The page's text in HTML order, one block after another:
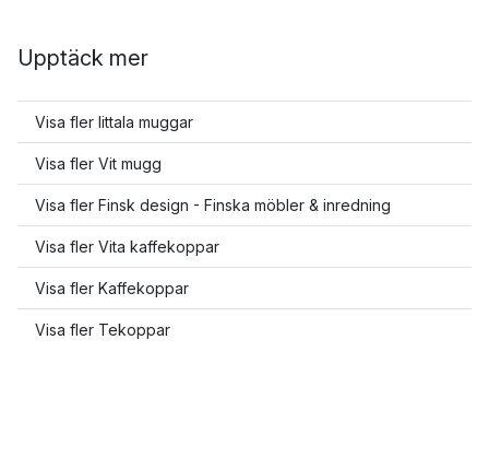
Upptäck mer
Visa fler Iittala muggar
Visa fler Vit mugg
Visa fler Finsk design - Finska möbler & inredning
Visa fler Vita kaffekoppar
Visa fler Kaffekoppar
Visa fler Tekoppar